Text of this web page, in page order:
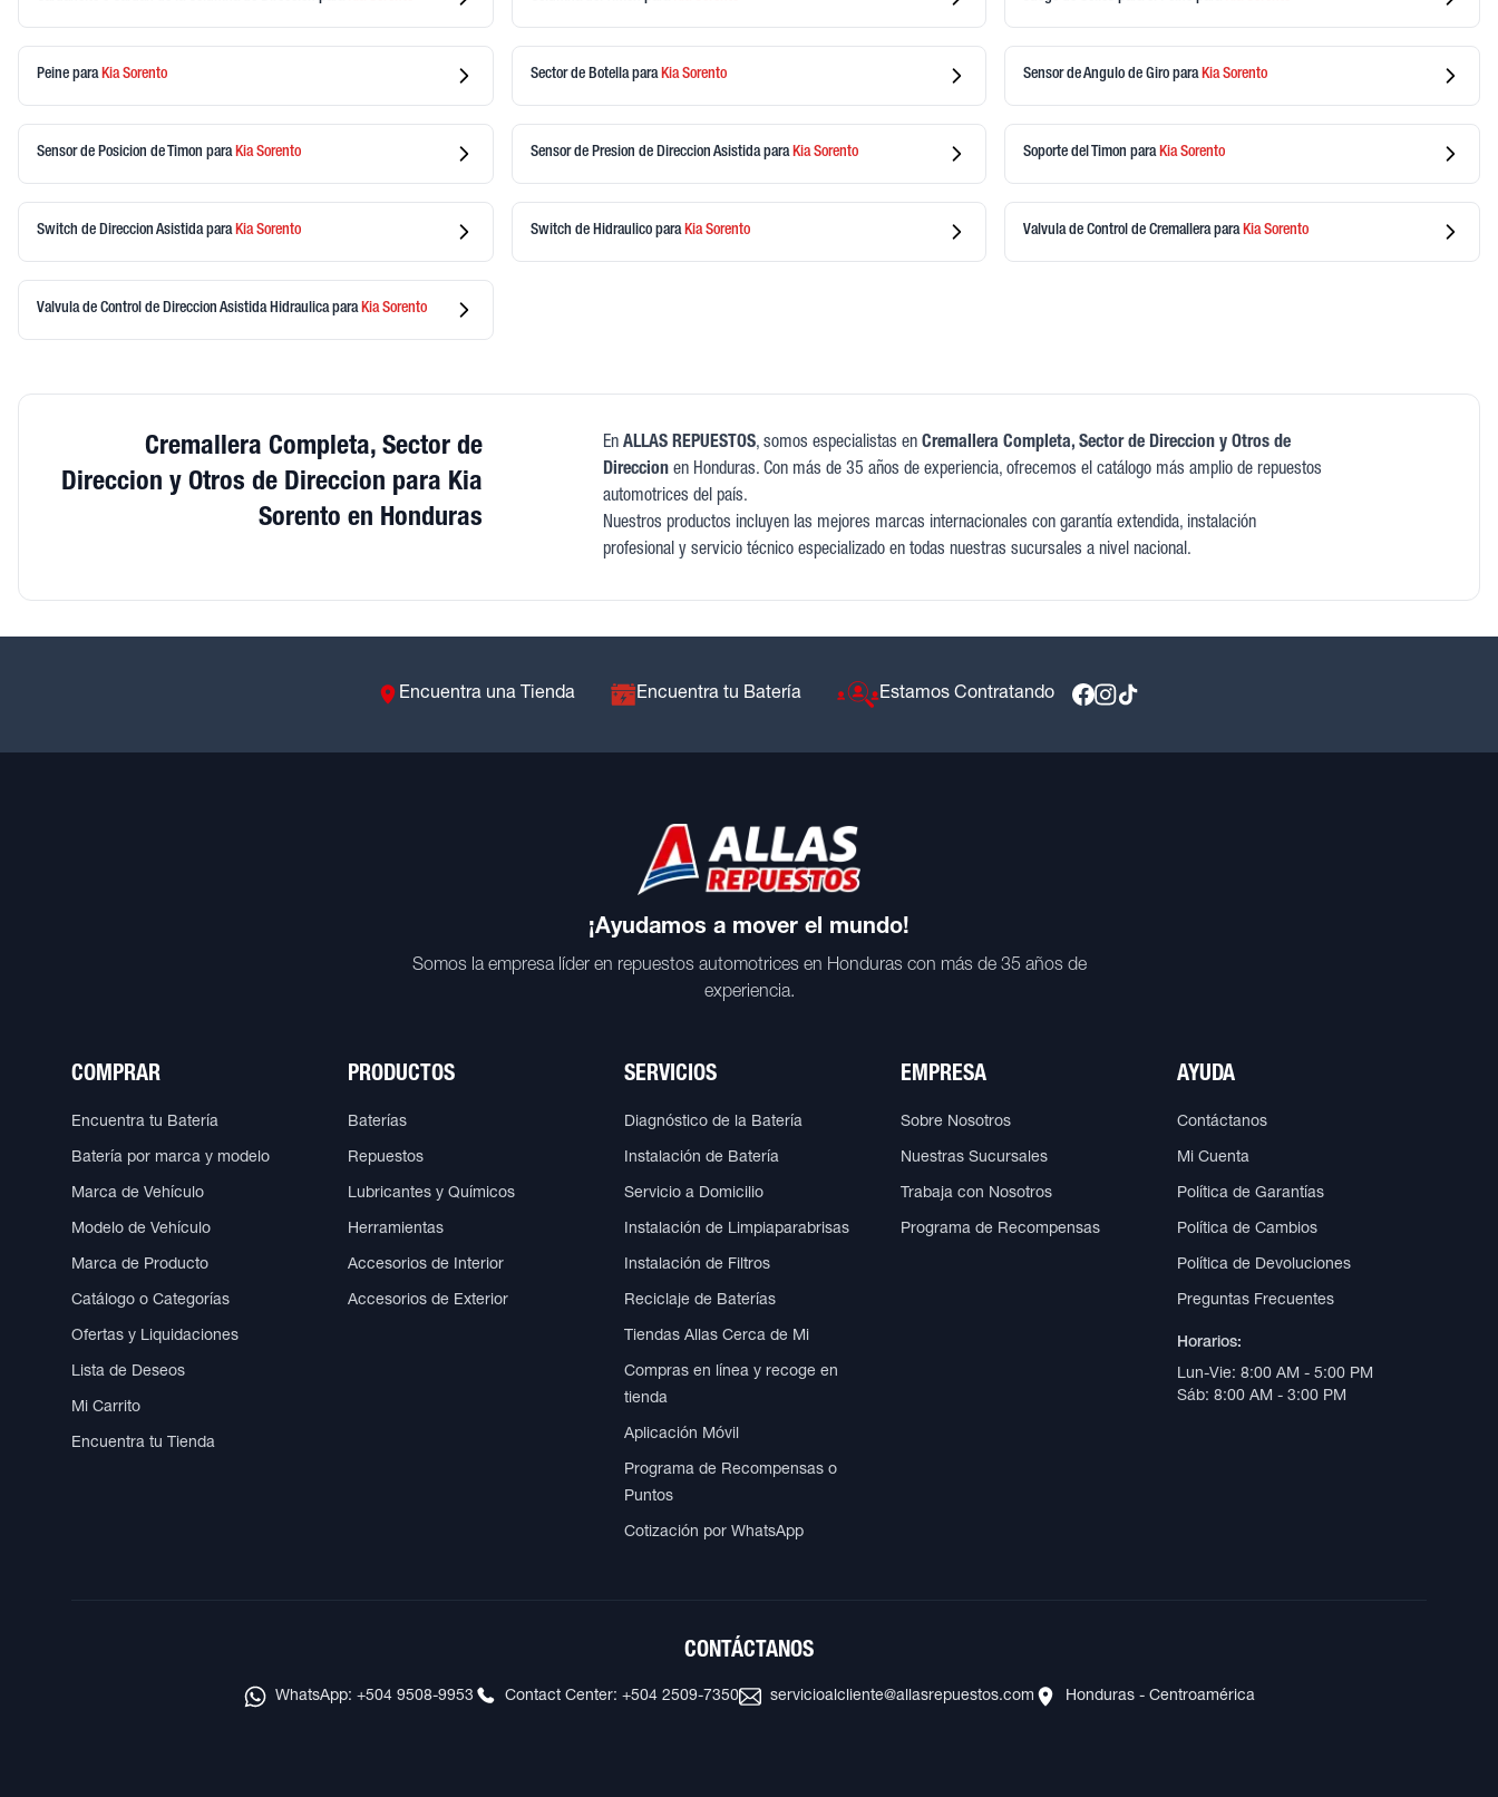
Peine paraKiaSorento Sector de Botella paraKiaSorento Sensor de Angulo de Giro paraKiaSorento
Sensor de Posicion de Timon paraKiaSorento Sensor de Presion de Direccion Asistida paraKiaSorento Soporte del Timon paraKiaSorento
Switch de Direccion Asistida paraKiaSorento Switch de Hidraulico paraKiaSorento Valvula de Control de Cremallera paraKiaSorento
Valvula de Control de Direccion Asistida Hidraulica paraKiaSorento
Cremallera Completa, Sector de
Direccion y Otros de Direccion para Kia
Sorento en Honduras
En ALLAS REPUESTOS, somos especialistas en Cremallera Completa, Sector de Direccion y Otros de
Direccionen Honduras. Con más de 35 años de experiencia, ofrecemos el catálogo más amplio de repuestos
automotrices del país.
Nuestros productos incluyen las mejores marcas internacionales con garantía extendida, instalación
profesional y servicio técnico especializado en todas nuestras sucursales a nivel nacional.
Encuentra una Tienda Encuentra tu Batería Estamos Contratando
¡Ayudamos a mover el mundo!
Somos la empresa líder en repuestos automotrices en Honduras con más de 35 años de
experiencia.
COMPRAR
Encuentra tu Batería
Batería por marca y modelo
Marca de Vehículo
Modelo de Vehículo
Marca de Producto
Catálogo o Categorías
Ofertas y Liquidaciones
Lista de Deseos
Mi Carrito
Encuentra tu Tienda
PRODUCTOS
Baterías
Repuestos
Lubricantes y Químicos
Herramientas
Accesorios de Interior
Accesorios de Exterior
SERVICIOS
Diagnóstico de la Batería
Instalación de Batería
Servicio a Domicilio
Instalación de Limpiaparabrisas
Instalación de Filtros
Reciclaje de Baterías
Tiendas Allas Cerca de Mi
Compras en línea y recoge en
tienda
Aplicación Móvil
Programa de Recompensas o
Puntos
Cotización por WhatsApp
EMPRESA
Sobre Nosotros
Nuestras Sucursales
Trabaja con Nosotros
Programa de Recompensas
AYUDA
Contáctanos
Mi Cuenta
Política de Garantías
Política de Cambios
Política de Devoluciones
Preguntas Frecuentes
Horarios:
Lun-Vie: 8:00 AM - 5:00 PM
Sáb: 8:00 AM - 3:00 PM
CONTÁCTANOS
WhatsApp: +504 9508-9953 Contact Center: +504 2509-7350 servicioalcliente@allasrepuestos.com Honduras - Centroamérica